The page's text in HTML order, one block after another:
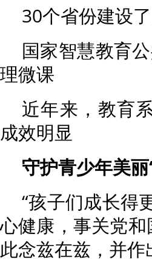
30个省份建设
国家智慧教育
理微课
近年来，教育
成效明显
守护青少年美
“孩子们成长得
心健康，事关党
此念兹在兹，并